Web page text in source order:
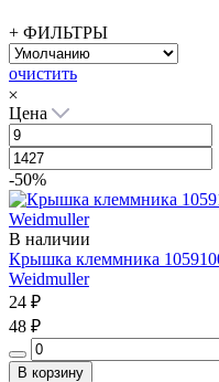
+ ФИЛЬТРЫ
очистить
Цена
-50%
В наличии
Крышка клеммника
Weidmuller
24 ₽
48 ₽
В корзину